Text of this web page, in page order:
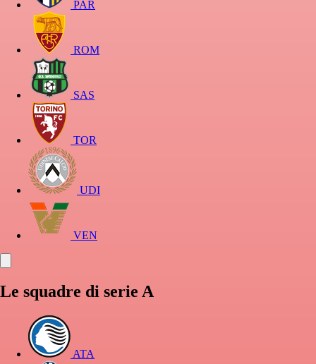
PAR
ROM
SAS
TOR
UDI
VEN
Le squadre di serie A
ATA